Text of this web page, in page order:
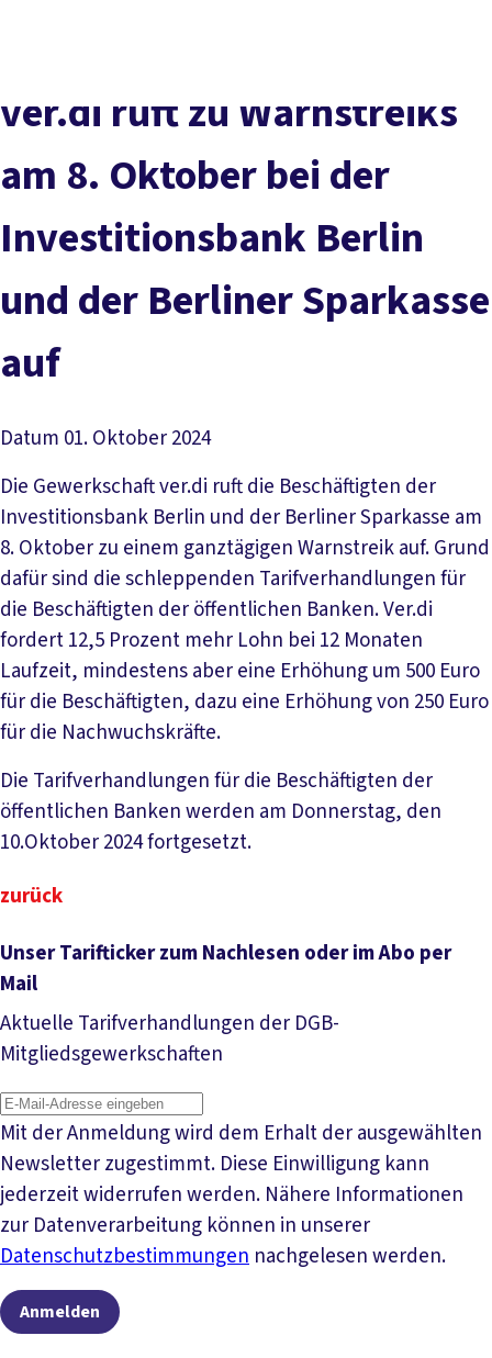
Service
Mitmachen Politik
ver.di ruft zu Warnstreiks
am 8. Oktober bei der
Investitionsbank Berlin
und der Berliner Sparkasse
auf
Datum 01. Oktober 2024
Die Gewerkschaft ver.di ruft die Beschäftigten der
Investitionsbank Berlin und der Berliner Sparkasse am
8. Oktober zu einem ganztägigen Warnstreik auf. Grund
dafür sind die schleppenden Tarifverhandlungen für
die Beschäftigten der öffentlichen Banken. Ver.di
fordert 12,5 Prozent mehr Lohn bei 12 Monaten
Laufzeit, mindestens aber eine Erhöhung um 500 Euro
für die Beschäftigten, dazu eine Erhöhung von 250 Euro
für die Nachwuchskräfte.
Die Tarifverhandlungen für die Beschäftigten der
öffentlichen Banken werden am Donnerstag, den
10.Oktober 2024 fortgesetzt.
zurück
Unser Tarifticker zum Nachlesen oder im Abo per
Mail
Aktuelle Tarifverhandlungen der DGB-
Mitgliedsgewerkschaften
Mit der Anmeldung wird dem Erhalt der ausgewählten
Newsletter zugestimmt. Diese Einwilligung kann
jederzeit widerrufen werden. Nähere Informationen
zur Datenverarbeitung können in unserer
Datenschutzbestimmungen nachgelesen werden.
Anmelden